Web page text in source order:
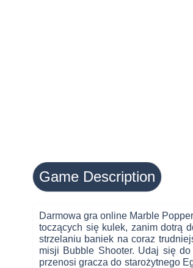
Game Description
Darmowa gra online Marble
toczących się kulek, zanim dotrą
strzelaniu baniek na coraz
misji Bubble Shooter. Udaj się
przenosi gracza do starożytnego